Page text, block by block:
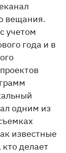
вещания.
учетом
года и в
одним из
известные
делает